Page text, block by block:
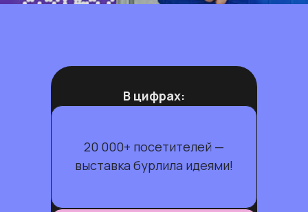
В цифрах:
20 000+ посетителей —
выставка бурлила идеями!